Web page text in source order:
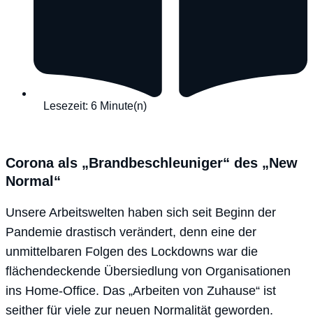
Lesezeit: 6 Minute(n)
Corona als „Brandbeschleuniger“ des „New
Normal“
Unsere Arbeitswelten haben sich seit Beginn der
Pandemie drastisch verändert, denn eine der
unmittelbaren Folgen des Lockdowns war die
flächendeckende Übersiedlung von Organisationen
ins Home-Office. Das „Arbeiten von Zuhause“ ist
seither für viele zur neuen Normalität geworden.